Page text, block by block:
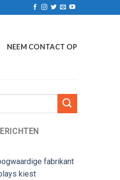
NEEM CONTACT OP
fabrikant
kiest